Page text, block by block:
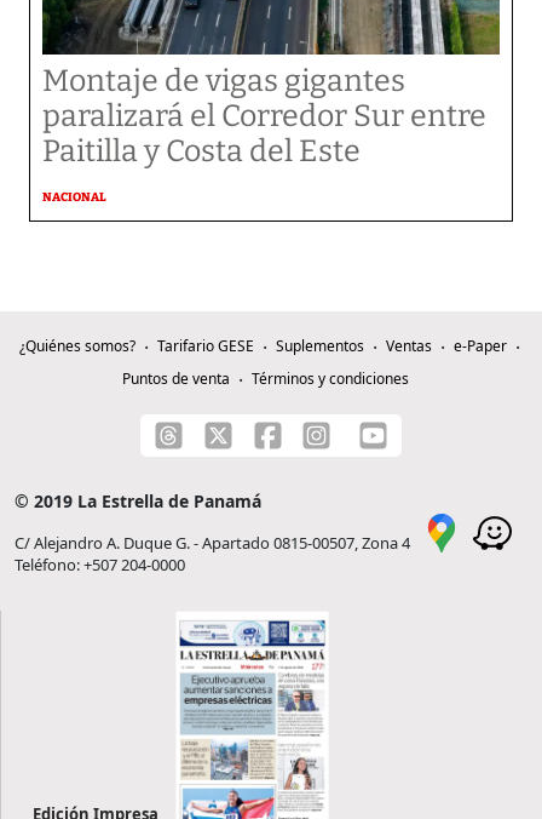
Montaje de vigas gigantes
paralizará el Corredor Sur entre
Paitilla y Costa del Este
NACIONAL
¿Quiénes somos? Tarifario GESE Suplementos Ventas
e-Paper
Puntos de venta
Términos y condiciones
© 2019 La Estrella de Panamá
C/ Alejandro A. Duque G. - Apartado 0815-00507, Zona 4
Teléfono: +507 204-0000
Edición Impresa